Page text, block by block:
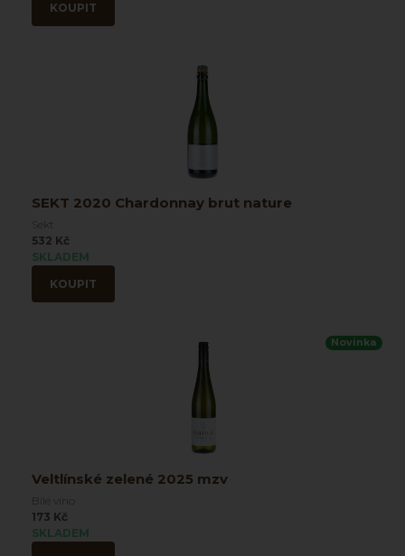
KOUPIT
SEKT 2020 Chardonnay brut nature
Sekt
532 Kč
SKLADEM
KOUPIT
Novinka
Veltlínské zelené 2025 mzv
Bílé víno
173 Kč
SKLADEM